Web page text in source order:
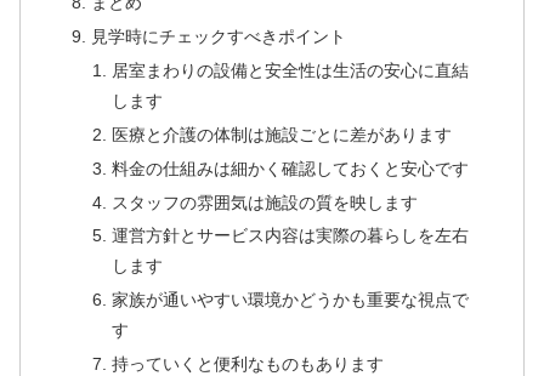
見学時にチェックすべきポイント
居室まわりの設備と安全性は生活の安心に直結
します
医療と介護の体制は施設ごとに差があります
料金の仕組みは細かく確認しておくと安心です
スタッフの雰囲気は施設の質を映します
運営方針とサービス内容は実際の暮らしを左右
します
家族が通いやすい環境かどうかも重要な視点で
す
持っていくと便利なものもあります